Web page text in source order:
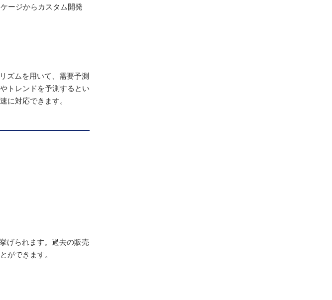
ージからカスタム開発
ズムを用いて、需要予測
トレンドを予測するとい
に対応できます。
げられます。過去の販売
ができます。